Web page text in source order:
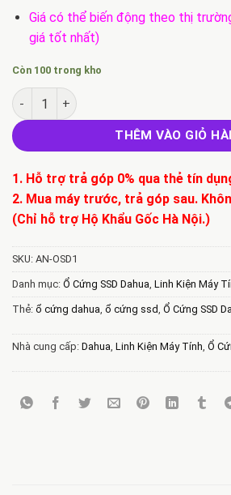
Giá có thể biến động theo thị
giá tốt nhất)
Còn 100 trong kho
Ổ Cứng SSD Dahua 120G C800 Sata số
THÊM VÀO GIỎ
1. Hỗ trợ trả góp 0% qua thẻ tín
2. Mua máy trước, trả góp sau.
(Chỉ hỗ trợ Hộ Khẩu Gốc Hà Nội.)
SKU: AN-OSD1
Danh mục: Ổ Cứng SSD Dahua Linh Kiện Máy
Thẻ: ổ cứng dahua ổ cứng ssd Ổ Cứng SSD
Nhà cung cấp: Dahua Linh Kiện Máy Tính Ổ